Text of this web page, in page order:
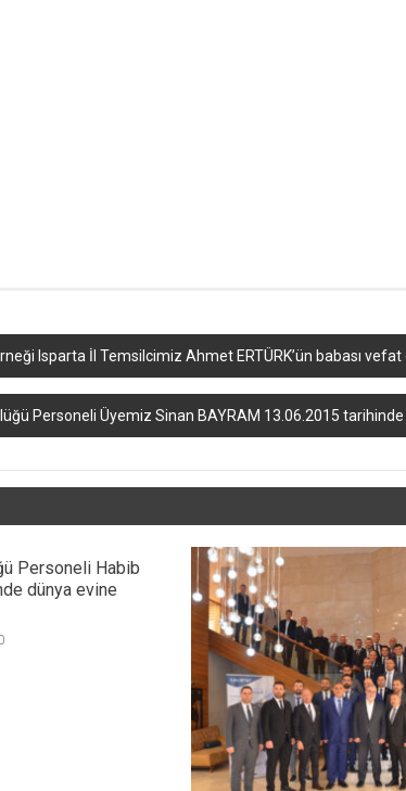
Isparta İl Temsilcimiz Ahmet ERTÜRK’ün babası vefat
Personeli Üyemiz Sinan BAYRAM 13.06.2015
Personeli Habib
dünya evine